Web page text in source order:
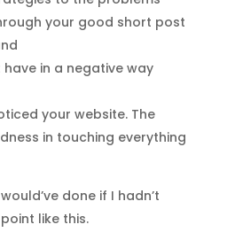
your good short post
in a negative way
your website. The
in touching everything
done if I hadn’t
like this.